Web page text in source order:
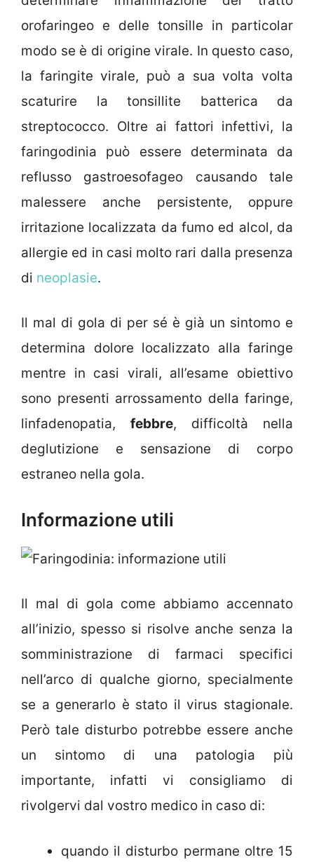
orofaringeo e delle tonsille in particolar
modo se è di origine virale. In questo caso,
la faringite virale, può a sua volta volta
scaturire la tonsillite batterica da
streptococco. Oltre ai fattori infettivi, la
faringodinia può essere determinata da
reflusso gastroesofageo causando tale
malessere anche persistente, oppure
irritazione localizzata da fumo ed alcol, da
allergie ed in casi molto rari dalla presenza
di neoplasie.
Il mal di gola di per sé è già un sintomo e
determina dolore localizzato alla faringe
mentre in casi virali, all’esame obiettivo
sono presenti arrossamento della faringe,
linfadenopatia, febbre, difficoltà nella
deglutizione e sensazione di corpo
estraneo nella gola.
Informazione utili
Il mal di gola come abbiamo accennato
all’inizio, spesso si risolve anche senza la
somministrazione di farmaci specifici
nell’arco di qualche giorno, specialmente
se a generarlo è stato il virus stagionale.
Però tale disturbo potrebbe essere anche
un sintomo di una patologia più
importante, infatti vi consigliamo di
rivolgervi dal vostro medico in caso di:
quando il disturbo permane oltre 15